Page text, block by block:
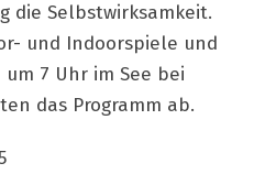
die Selbstwirksamkeit.
und Indoorspiele und
7 Uhr im See bei
das Programm ab.